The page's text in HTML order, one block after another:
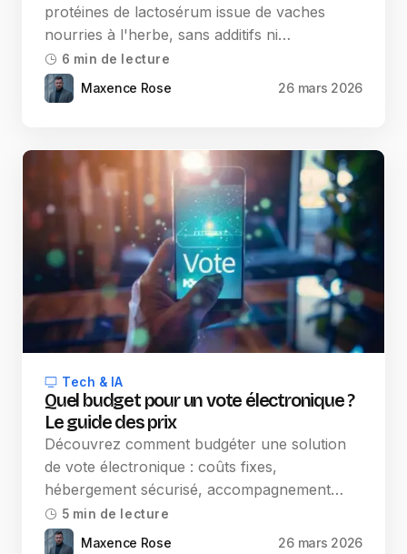
protéines de lactosérum issue de vaches
nourries à l'herbe, sans additifs ni…
6 min de lecture
Maxence Rose 26 mars 2026
Tech & IA
Quel budget pour un vote électronique ?
Le guide des prix
Découvrez comment budgéter une solution
de vote électronique : coûts fixes,
hébergement sécurisé, accompagnement…
5 min de lecture
Maxence Rose 26 mars 2026